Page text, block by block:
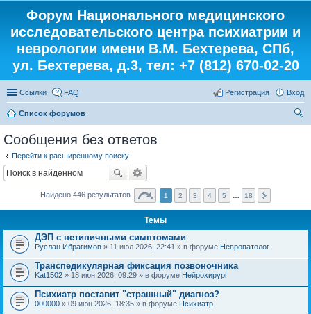
Форум Национального медицинского
исследовательского центра психиатрии и
неврологии имени В.М. Бехтерева, СПб,
ул. Бехтерева, д.3, тел: +7 (812) 670-02-20
Ссылки FAQ Вход
Регистрация
Список форумов
Сообщения без ответов
Перейти к расширенному поиску
Найдено 446 результатов 1 2 3 4 5 18
Темы
ДЭП с нетипичными симптомами
Руслан Ибрагимов » 11 июл 2026, 22:41 » в форуме Невропатолог
Транспедикулярная фиксация позвоночника
Kat1502 » 18 июн 2026, 09:29 » в форуме Нейрохирург
Психиатр поставит "страшный" диагноз?
000000 » 09 июн 2026, 18:35 » в форуме Психиатр